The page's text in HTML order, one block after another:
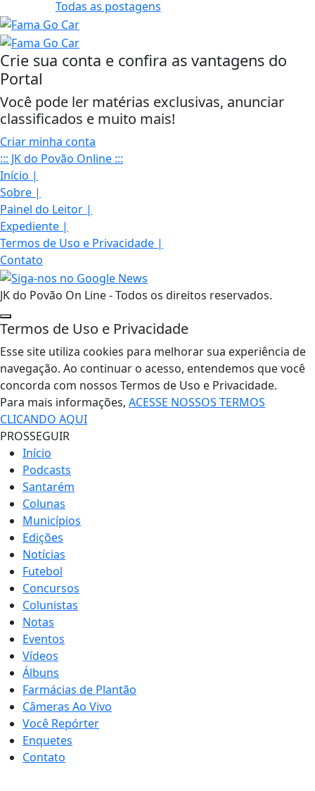
Todas as postagens
Crie sua conta e confira as vantagens do
Portal
Você pode ler matérias exclusivas, anunciar
classificados e muito mais!
Criar minha conta
::: JK do Povão Online :::
Início |
Sobre |
Painel do Leitor |
Expediente |
Termos de Uso e Privacidade |
Contato
JK do Povão On Line - Todos os direitos reservados.
Termos de Uso e Privacidade
Esse site utiliza cookies para melhorar sua experiência de
navegação. Ao continuar o acesso, entendemos que você
concorda com nossos Termos de Uso e Privacidade.
Para mais informações, ACESSE NOSSOS TERMOS
CLICANDO AQUI
PROSSEGUIR
Início
Podcasts
Santarém
Colunas
Municípios
Edições
Notícias
Futebol
Concursos
Colunistas
Notas
Eventos
Vídeos
Álbuns
Farmácias de Plantão
Câmeras Ao Vivo
Você Repórter
Enquetes
Contato